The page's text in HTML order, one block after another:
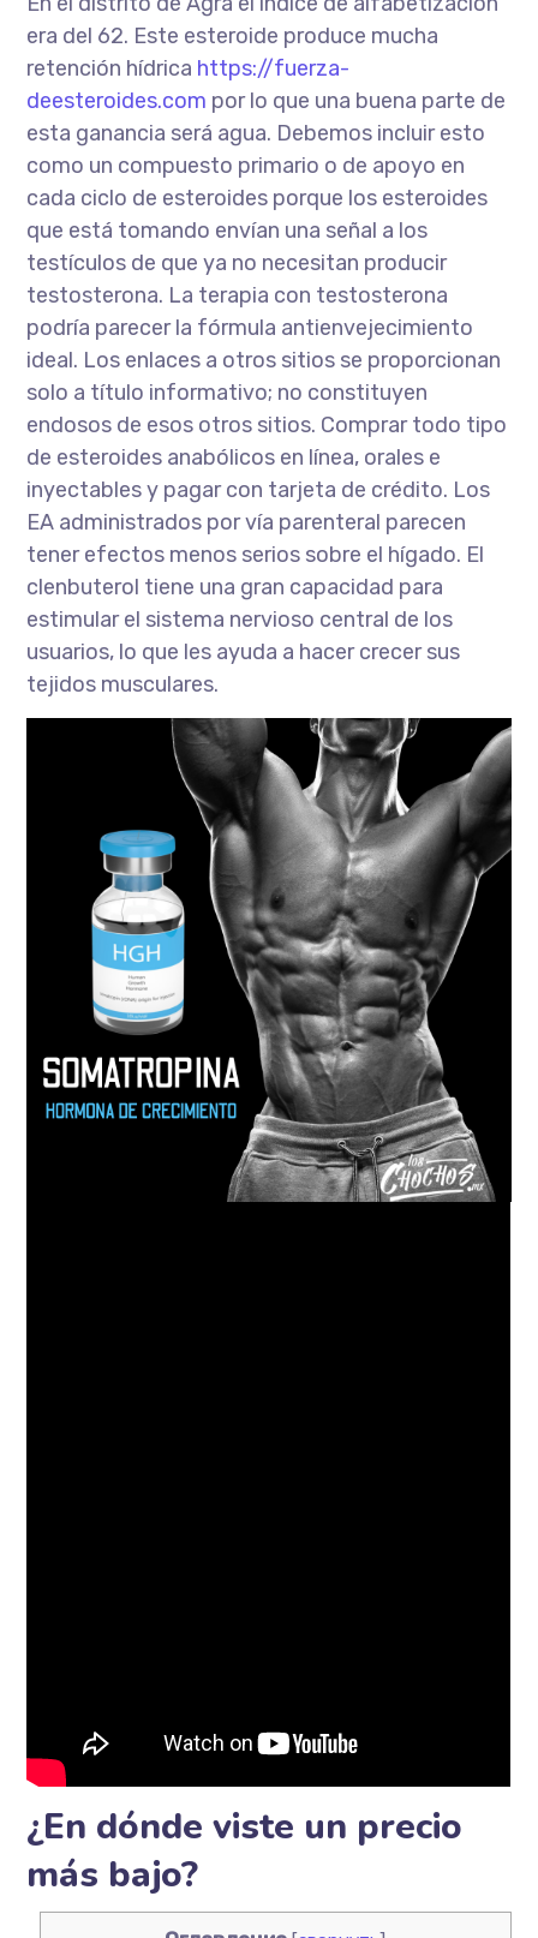
era del 62. Este esteroide produce mucha
retención hídrica https://fuerza-
deesteroides.com por lo que una buena parte de
esta ganancia será agua. Debemos incluir esto
como un compuesto primario o de apoyo en
cada ciclo de esteroides porque los esteroides
que está tomando envían una señal a los
testículos de que ya no necesitan producir
testosterona. La terapia con testosterona
podría parecer la fórmula antienvejecimiento
ideal. Los enlaces a otros sitios se proporcionan
solo a título informativo; no constituyen
endosos de esos otros sitios. Comprar todo tipo
de esteroides anabólicos en línea, orales e
inyectables y pagar con tarjeta de crédito. Los
EA administrados por vía parenteral parecen
tener efectos menos serios sobre el hígado. El
clenbuterol tiene una gran capacidad para
estimular el sistema nervioso central de los
usuarios, lo que les ayuda a hacer crecer sus
tejidos musculares.
¿En dónde viste un precio
más bajo?